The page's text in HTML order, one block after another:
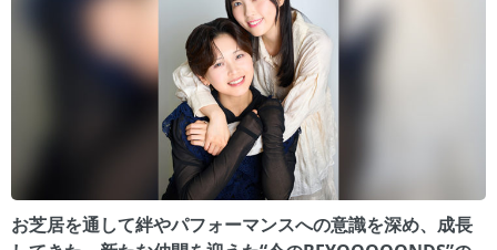
お芝居を通して絆やパフォーマンスへの意識を深め、成長